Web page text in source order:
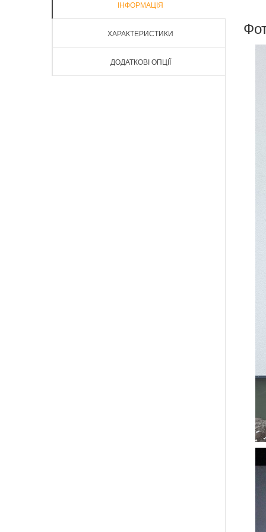
ІНФОРМАЦІЯ
ХАРАКТЕРИСТИКИ
ДОДАТКОВІ ОПЦІЇ